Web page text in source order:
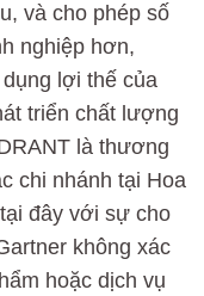
và cho phép số
nghiệp hơn,
lợi thế của
triển chất lượng
là thương
chi nhánh tại Hoa
đây với sự cho
không xác
hoặc dịch vụ